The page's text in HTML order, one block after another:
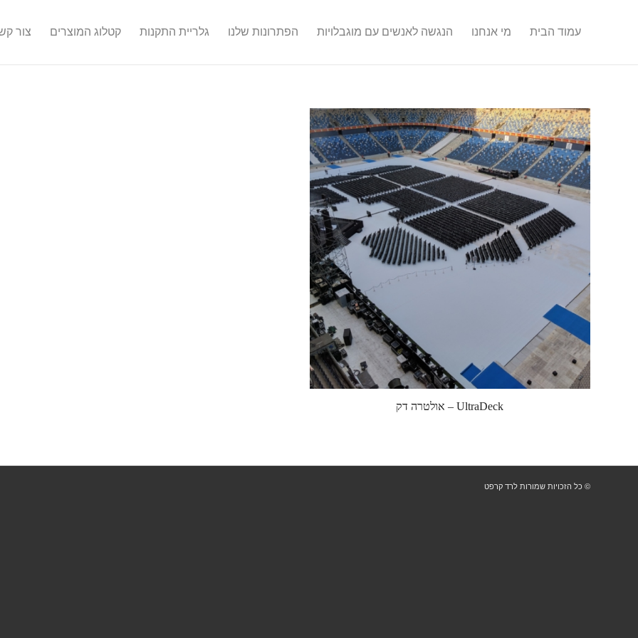
עמוד הבית מי אנחנו הנגשה לאנשים עם מוגבלויות הפתרונות שלנו גלריית התקנות קטלוג המוצרים צור
UltraDeck – אולטרה דק
© כל הזכויות שמורות לרד קרפט